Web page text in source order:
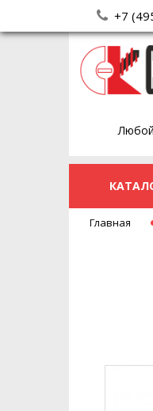
+7
Главная